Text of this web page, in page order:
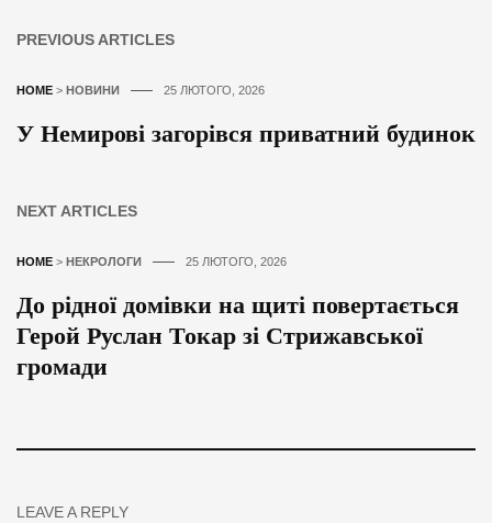
PREVIOUS ARTICLES
HOME > НОВИНИ 25 ЛЮТОГО, 2026
У Немирові загорівся приватний будинок
NEXT ARTICLES
HOME > НЕКРОЛОГИ 25 ЛЮТОГО, 2026
До рідної домівки на щиті повертається
Герой Руслан Токар зі Стрижавської
громади
LEAVE A REPLY